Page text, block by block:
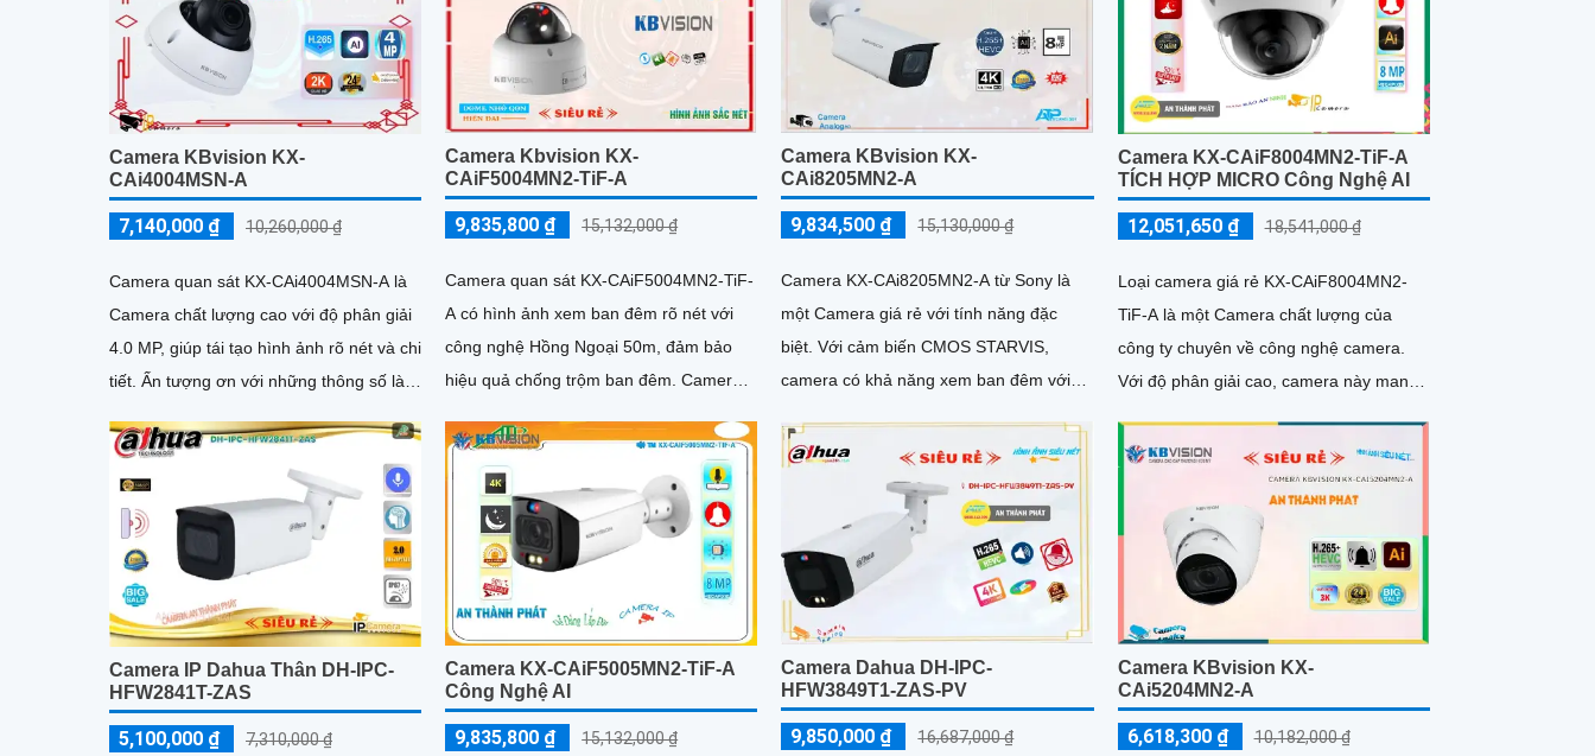
Camera KBvision KX-
CAi4004MSN-A
7,140,000 ₫ 10,260,000 ₫
Camera quan sát KX-CAi4004MSN-A là
Camera chất lượng cao với độ phân giải
4.0 MP, giúp tái tạo hình ảnh rõ nét và chi
tiết. Ấn tượng ơn với những thông số là
Camera Kbvision KX-
CAiF5004MN2-TiF-A
9,835,800 ₫ 15,132,000 ₫
Camera quan sát KX-CAiF5004MN2-TiF-
A có hình ảnh xem ban đêm rõ nét với
công nghệ Hồng Ngoại 50m, đảm bảo
hiệu quả chống trộm ban đêm. Camera
Ultra 4k lite IP để mang đến hình ảnh sắc
nét và đẹp
Camera KBvision KX-
CAi8205MN2-A
9,834,500 ₫ 15,130,000 ₫
Camera KX-CAi8205MN2-A từ Sony là
một Camera giá rẻ với tính năng đặc
biệt. Với cảm biến CMOS STARVIS,
camera có khả năng xem ban đêm với
Camera KX-CAiF8004MN2-TiF-A
TÍCH HỢP MICRO Công Nghệ AI
12,051,650 ₫ 18,541,000 ₫
Loại camera giá rẻ KX-CAiF8004MN2-
TiF-A là một Camera chất lượng của
công ty chuyên về công nghệ camera.
Với độ phân giải cao, camera này mang
sắc tuyệt vời
Camera IP Dahua Thân DH-IPC-
HFW2841T-ZAS
5,100,000 ₫ 7,310,000 ₫
Camera KX-CAiF5005MN2-TiF-A
Công Nghệ AI
9,835,800 ₫ 15,132,000 ₫
Camera Dahua DH-IPC-
HFW3849T1-ZAS-PV
9,850,000 ₫ 16,687,000 ₫
Camera KBvision KX-
CAi5204MN2-A
6,618,300 ₫ 10,182,000 ₫